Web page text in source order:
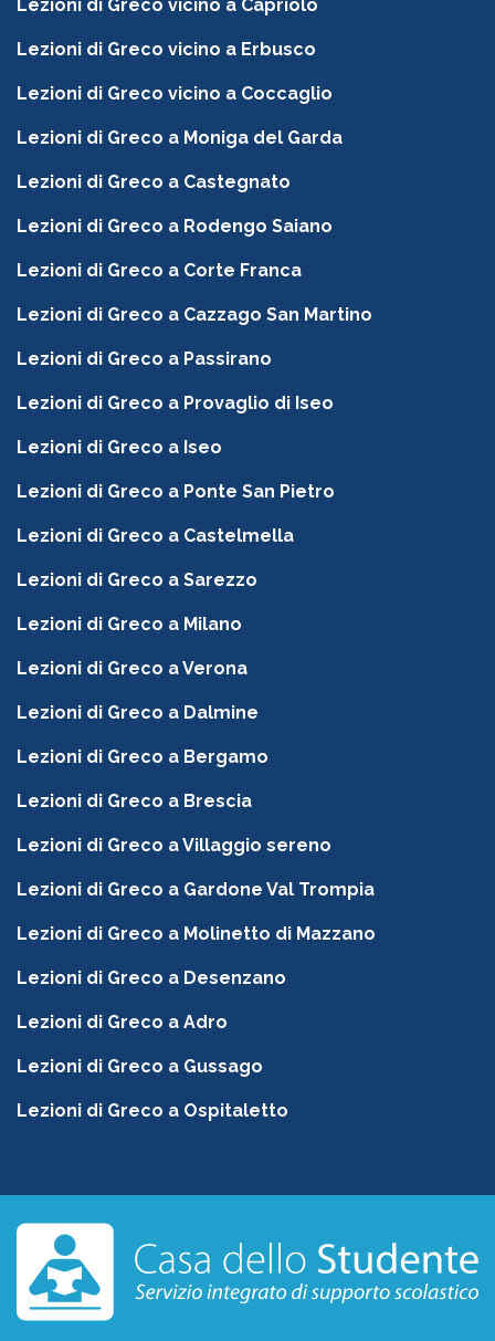
Lezioni di Greco vicino a Capriolo
Lezioni di Greco vicino a Erbusco
Lezioni di Greco vicino a Coccaglio
Lezioni di Greco a Moniga del Garda
Lezioni di Greco a Castegnato
Lezioni di Greco a Rodengo Saiano
Lezioni di Greco a Corte Franca
Lezioni di Greco a Cazzago San Martino
Lezioni di Greco a Passirano
Lezioni di Greco a Provaglio di Iseo
Lezioni di Greco a Iseo
Lezioni di Greco a Ponte San Pietro
Lezioni di Greco a Castelmella
Lezioni di Greco a Sarezzo
Lezioni di Greco a Milano
Lezioni di Greco a Verona
Lezioni di Greco a Dalmine
Lezioni di Greco a Bergamo
Lezioni di Greco a Brescia
Lezioni di Greco a Villaggio sereno
Lezioni di Greco a Gardone Val Trompia
Lezioni di Greco a Molinetto di Mazzano
Lezioni di Greco a Desenzano
Lezioni di Greco a Adro
Lezioni di Greco a Gussago
Lezioni di Greco a Ospitaletto